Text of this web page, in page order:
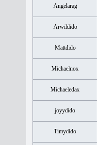
Angelarag
Arwildido
Mattdido
Michaelnox
Michaeledax
joyydido
Timydido